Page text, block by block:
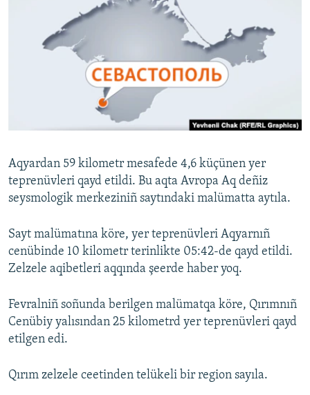
BLOGLAR
Українською
QOŞULIÑIZ!
RFE/RS bütün saytları
Aqyardan 59 kilometr mesafede 4,6 küçünen yer
teprenüvleri qayd etildi. Bu aqta Avropa Aq deñiz
seysmologik merkeziniñ saytındaki malümatta aytıla.
Sayt malümatına köre, yer teprenüvleri Aqyarnıñ
cenübinde 10 kilometr terinlikte 05:42-de qayd etildi.
Zelzele aqibetleri aqqında şeerde haber yoq.
Fevralniñ soñunda berilgen malümatqa köre, Qırımnıñ
Cenübiy yalısından 25 kilometrd yer teprenüvleri qayd
etilgen edi.
Qırım zelzele ceetinden telükeli bir region sayıla.